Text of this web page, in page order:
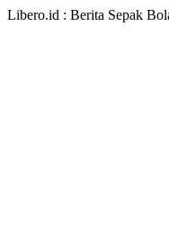
Libero.id : Berita Sepak